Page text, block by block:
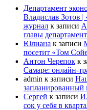
Департамент
Владислав Зотов |
журнал к записи
главы
Юлиана к записи
посетит «Том
Антон Черепок к
Самаре: онлайн-
admin к записи
запланированный
Сергей к записи
сок у себя в